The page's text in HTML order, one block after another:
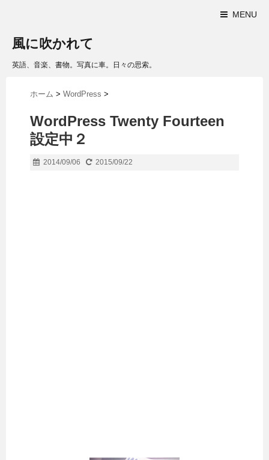
MENU
風に吹かれて
英語、音楽、書物。写真に車。日々の思索。
ホーム > WordPress >
WordPress Twenty Fourteen
設定中２
2014/09/06 2015/09/22